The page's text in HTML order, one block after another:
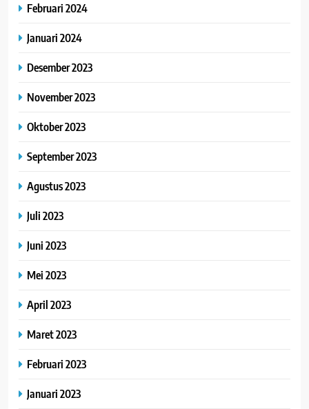
Februari 2024
Januari 2024
Desember 2023
November 2023
Oktober 2023
September 2023
Agustus 2023
Juli 2023
Juni 2023
Mei 2023
April 2023
Maret 2023
Februari 2023
Januari 2023